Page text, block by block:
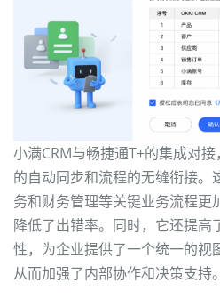
小满CRM与畅捷通T+的集成对
的自动同步和流程的无缝衔接。
务和财务管理等关键业务流程更
降低了出错率。同时，它还提高
性，为企业提供了一个统一的视
从而加强了内部协作和决策支持。